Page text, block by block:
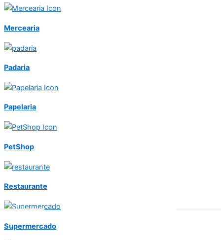
Mercearia
Padaria
Papelaria
PetShop
Restaurante
Supermercado